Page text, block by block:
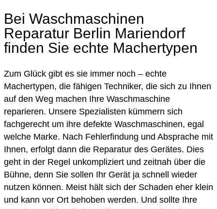
Bei Waschmaschinen
Reparatur Berlin Mariendorf
finden Sie echte Machertypen
Zum Glück gibt es sie immer noch – echte
Machertypen, die fähigen Techniker, die sich zu Ihnen
auf den Weg machen Ihre Waschmaschine
reparieren. Unsere Spezialisten kümmern sich
fachgerecht um ihre defekte Waschmaschinen, egal
welche Marke. Nach Fehlerfindung und Absprache mit
Ihnen, erfolgt dann die Reparatur des Gerätes. Dies
geht in der Regel unkompliziert und zeitnah über die
Bühne, denn Sie sollen Ihr Gerät ja schnell wieder
nutzen können. Meist hält sich der Schaden eher klein
und kann vor Ort behoben werden. Und sollte Ihre